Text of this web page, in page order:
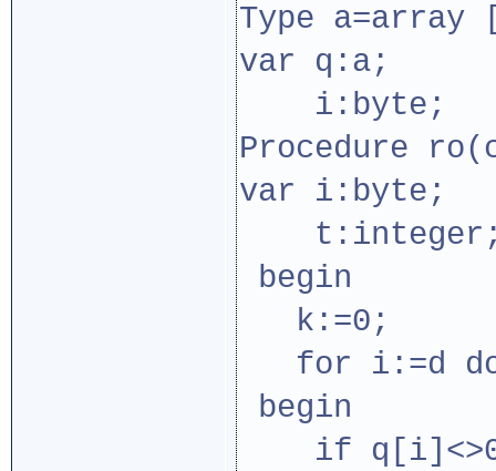
Type
var q:a;
i:byte;
Procedure
var i:byte;
begin
k:=0;
for i:=d
begin
if q[i]<>0